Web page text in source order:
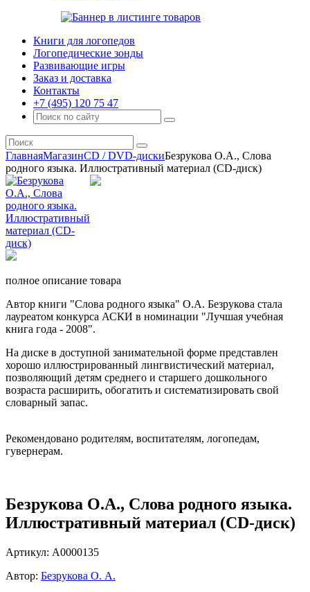
Книги для логопедов
Логопедические зонды
Развивающие игры
Заказ и доставка
Контакты
+7 (495) 120 75 47
ГлавнаяМагазинCD / DVD-дискиБезрукова О.А., Слова
родного языка. Иллюстративный материал (CD-диск)
полное описание товара
Автор книги "Слова родного языка" О.А. Безрукова стала
лауреатом конкурса АСКИ в номинации "Лучшая учебная
книга года - 2008".
На диске в доступной занимательной форме представлен
хорошо иллюстрированный лингвистический материал,
позволяющий детям среднего и старшего дошкольного
возраста расширить, обогатить и систематизировать свой
словарный запас.
Рекомендовано родителям, воспитателям, логопедам,
гувернерам.
Безрукова О.А., Слова родного языка.
Иллюстративный материал (CD-диск)
Артикул: А0000135
Автор: Безрукова О. А.